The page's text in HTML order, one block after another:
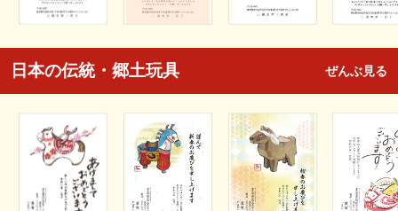
日本の伝統・郷土玩具 ぜんぶ見る